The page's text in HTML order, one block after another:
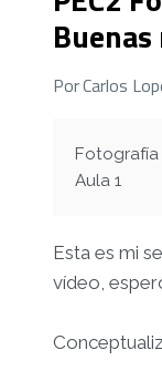
PorCarlos
Fotografía
Aula 1
Esta es mi
vídeo,